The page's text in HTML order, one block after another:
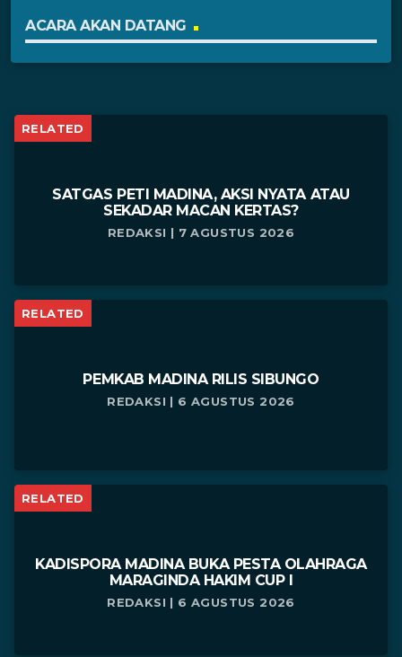
ACARA AKAN DATANG
RELATED
SATGAS PETI MADINA, AKSI NYATA ATAU
SEKADAR MACAN KERTAS?
REDAKSI | 7 AGUSTUS 2026
RELATED
PEMKAB MADINA RILIS SIBUNGO
REDAKSI | 6 AGUSTUS 2026
RELATED
KADISPORA MADINA BUKA PESTA OLAHRAGA
MARAGINDA HAKIM CUP I
REDAKSI | 6 AGUSTUS 2026